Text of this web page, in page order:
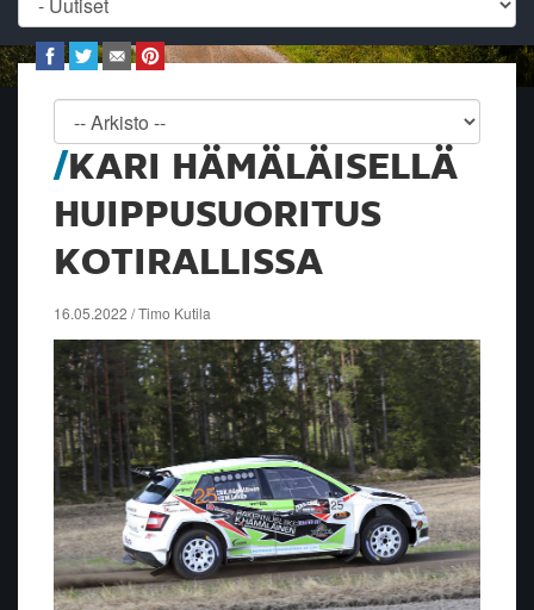
KARI HÄMÄLÄISELLÄ
HUIPPUSUORITUS
KOTIRALLISSA
16.05.2022 / Timo Kutila